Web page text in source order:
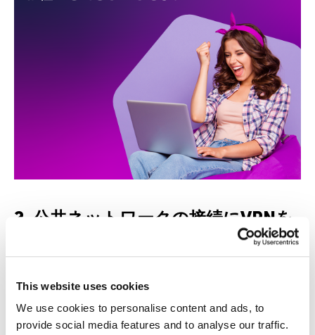
This website uses cookies
We use cookies to personalise content and ads, to
provide social media features and to analyse our traffic.
2. 公共ネットワークの接続にVPNを
ラフィックが暗号化されるので、攻撃者による認
証情報や支払いの詳細情報を盗まれることはあり